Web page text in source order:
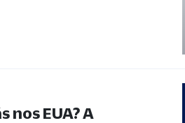
nos EUA? A